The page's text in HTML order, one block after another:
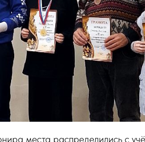
места распределились с